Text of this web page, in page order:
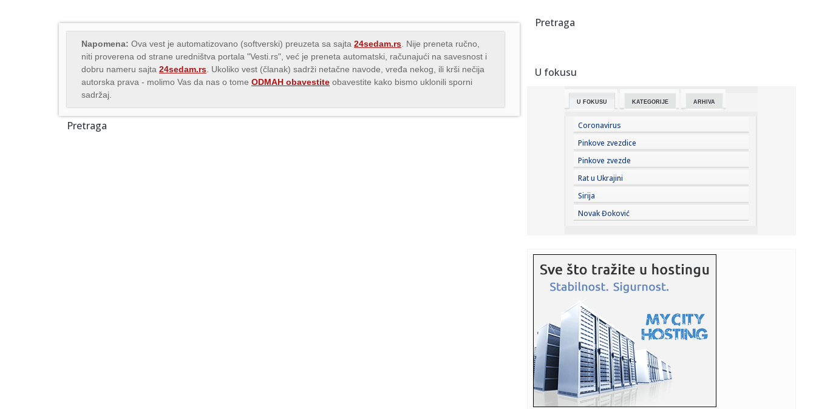
Napomena: Ova vest je automatizovano (softverski) preuzeta sa sajta 24sedam.rs . Nije preneta ručno,
niti proverena od strane uredništva portala "Vesti.rs", već je preneta automatski, računajući na savesnost i
dobru nameru sajta 24sedam.rs . Ukoliko vest (članak) sadrži netačne navode, vređa nekog, ili krši nečija
autorska prava - molimo Vas da nas o tome ODMAH obavestite obavestite kako bismo uklonili sporni
sadržaj.
Pretraga
00:05:
00:04: Vukotić ne zna ko je Baba: "Vidim da ga svi hvale"
00:01:Na današnji dan, 7. avgust
23:59:U predgrađu Damaska podignut autobus u vazduh, dve
osobe poginul...
23:55:ROMAŠČENKO POSLE POTOPA U HUMSKOJ: Jedna stvar
posebno ga je ra...
23:48: Trener Tobola: "Hteli smo da Partizan napada po krilu"
23:47:
23:44:"Mesi bi bio Pikaso" VIDEO
23:41:Marinović nakon pobjede: Zaslužili smo još koji gol, ali
svaka...
23:41:Može li ljetna avantura ipak nekako prerasti u ozbiljnu
Pretraga
U fokusu
U FOKUSU KATEGORIJE ARHIVA
Coronavirus
Pinkove zvezdice
Pinkove zvezde
Rat u Ukrajini
Sirija
Novak Đoković